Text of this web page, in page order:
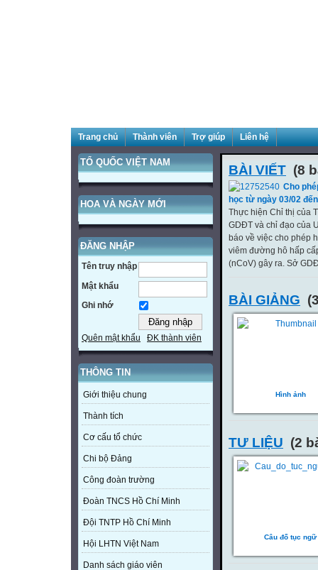
Trang chủ Thành viên Trợ giúp Liên hệ
TỔ QUỐC VIỆT NAM
HOA VÀ NGÀY MỚI
ĐĂNG NHẬP
Tên truy nhập
Mật khẩu
Ghi nhớ
Quên mật khẩu ĐK thành viên
THÔNG TIN
Giới thiệu chung
Thành tích
Cơ cấu tổ chức
Chi bộ Đảng
Công đoàn trường
Đoàn TNCS Hồ Chí Minh
Đội TNTP Hồ Chí Minh
Hội LHTN Việt Nam
Danh sách giáo viên
BÀI VIẾT (8
Cho
học từ ngày 03/02
Thực hiện Chỉ thị của
GDĐT và chỉ đạo của
báo về việc cho phép
viêm đường hô hấp
(nCoV) gây ra. Sở
BÀI GIẢNG
Hình ảnh
TƯ LIỆU (2
Câu đố tục ngữ